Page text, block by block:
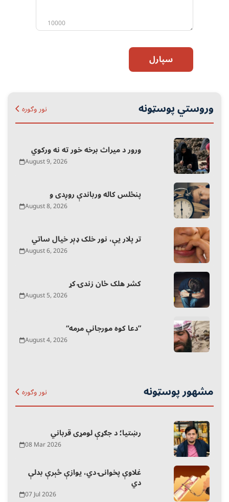
10000
سپارل
وروستي پوسټونه نور وګوره
ورور د میراث برخه خور ته نه ورکوي
August 9, 2026
پنځلس کاله ورباندې روږدی و
August 8, 2026
تر پلار یې، نور خلک ډېر خیال ساتي
August 6, 2026
کشر هلک ځان زندۍ کړ
August 5, 2026
“دعا کوه مورجانې مرمه”
August 4, 2026
مشهور پوسټونه نور وګوره
رښتیا؛ د جګړې لومړی قرباني
08 Mar 2026
غلاوې پخوانۍ دي، یوازې څېرې بدلې
دي
07 Jul 2026